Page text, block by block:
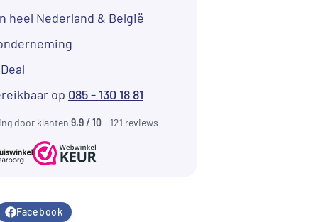
heel Nederland & België
op 085 - 130 18 81
door klanten 9.9 / 10- 121 reviews
Facebook